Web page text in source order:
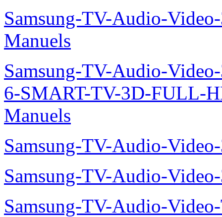
Samsung-TV-Audio-
Manuels
Samsung-TV-Audio-
6-SMART-TV-3D-FULL-
Manuels
Samsung-TV-Audio-
Samsung-TV-Audio-
Samsung-TV-Audio-